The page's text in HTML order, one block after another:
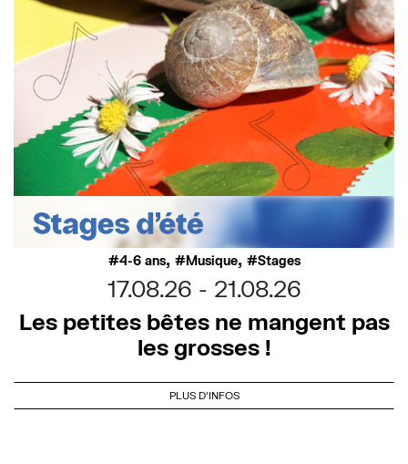
4-6 ans, Musique, Stages
17.08.26
21.08.26
Les petites bêtes ne mangent pas
les grosses !
PLUS D'INFOS